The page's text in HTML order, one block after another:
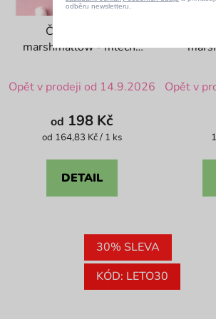
Čoko bomba s
marshmallow - mléčná
hodnocení
produktu
je
z
Opět v prodeji od 14.9.2026
od 198 Kč
Měrná
od 164,83 Kč / 1 ks
DETAIL
Opět v
30% SLEVA
KÓD: LETO30
odběru newsletteru.